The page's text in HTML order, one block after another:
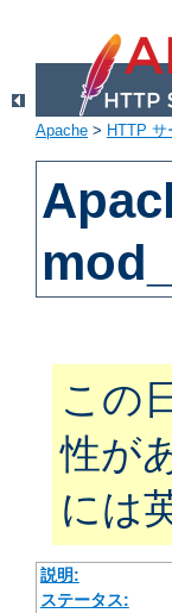
Apache > HTTP サ
この
性が
には
説明:
ステータス: